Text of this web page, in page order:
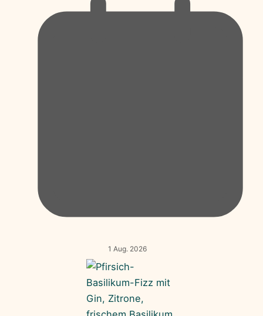
1 Aug. 2026